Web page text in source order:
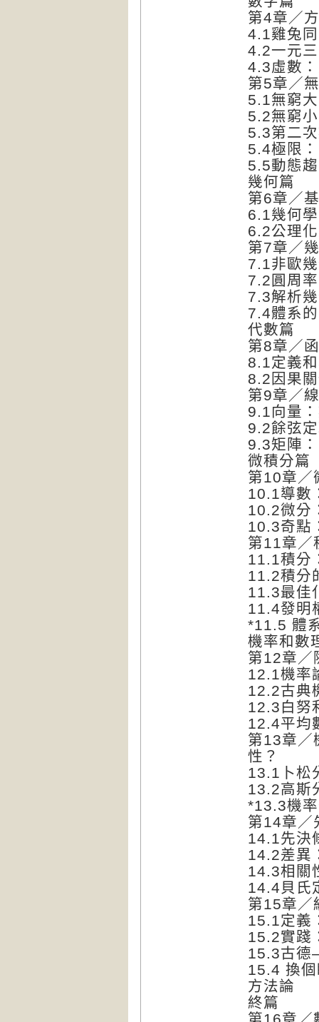
第4章／
4.1雞兔
4.2一元
4.3虛數
第5章／
5.1無窮
5.2無窮
5.3第二
5.4極限
5.5動態
幾何篇
第6章／
6.1幾何
6.2公理
第7章／
7.1非歐
7.2圓周
7.3解析
7.4體系
代數篇
第8章／
8.1定義
8.2因果
第9章／
9.1向量
9.2餘弦
9.3矩陣
微積分篇
第10章／
10.1導數
10.2微分
10.3奇點
第11章／
11.1積分
11.2積分
11.3最佳
11.4發明
*11.5 體
機率和數
第12章／
12.1機率
12.2古典
12.3白努
12.4平均
第13章／
性？
13.1卜松
13.2高斯
*13.3機
第14章／
14.1先決
14.2差異
14.3相關
14.4貝氏
第15章／
15.1定義
15.2實踐
15.3古德
15.4 換
方法論
終篇